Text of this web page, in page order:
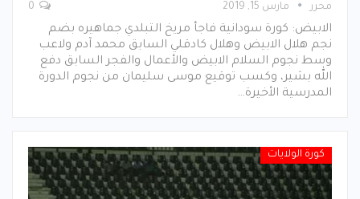
محرر مارس 15, 2019
الابيض: كورة سودانية فاجأ مريخ التبلدي جماهيره بضم
نجم هلال الابيض وهلال كادقلي السابق محمد آدم ولاعب
وسط نجوم السلام الابيض والأعمال والفجر السابق دفع
الله بشير، وكسب توقيع موسى سليمان من نجوم الدورة
المدرسية الأخيرة…
كورة الولايات